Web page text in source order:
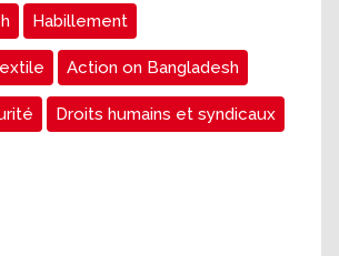
Habillement
Action on Bangladesh
Droits humains et syndicaux